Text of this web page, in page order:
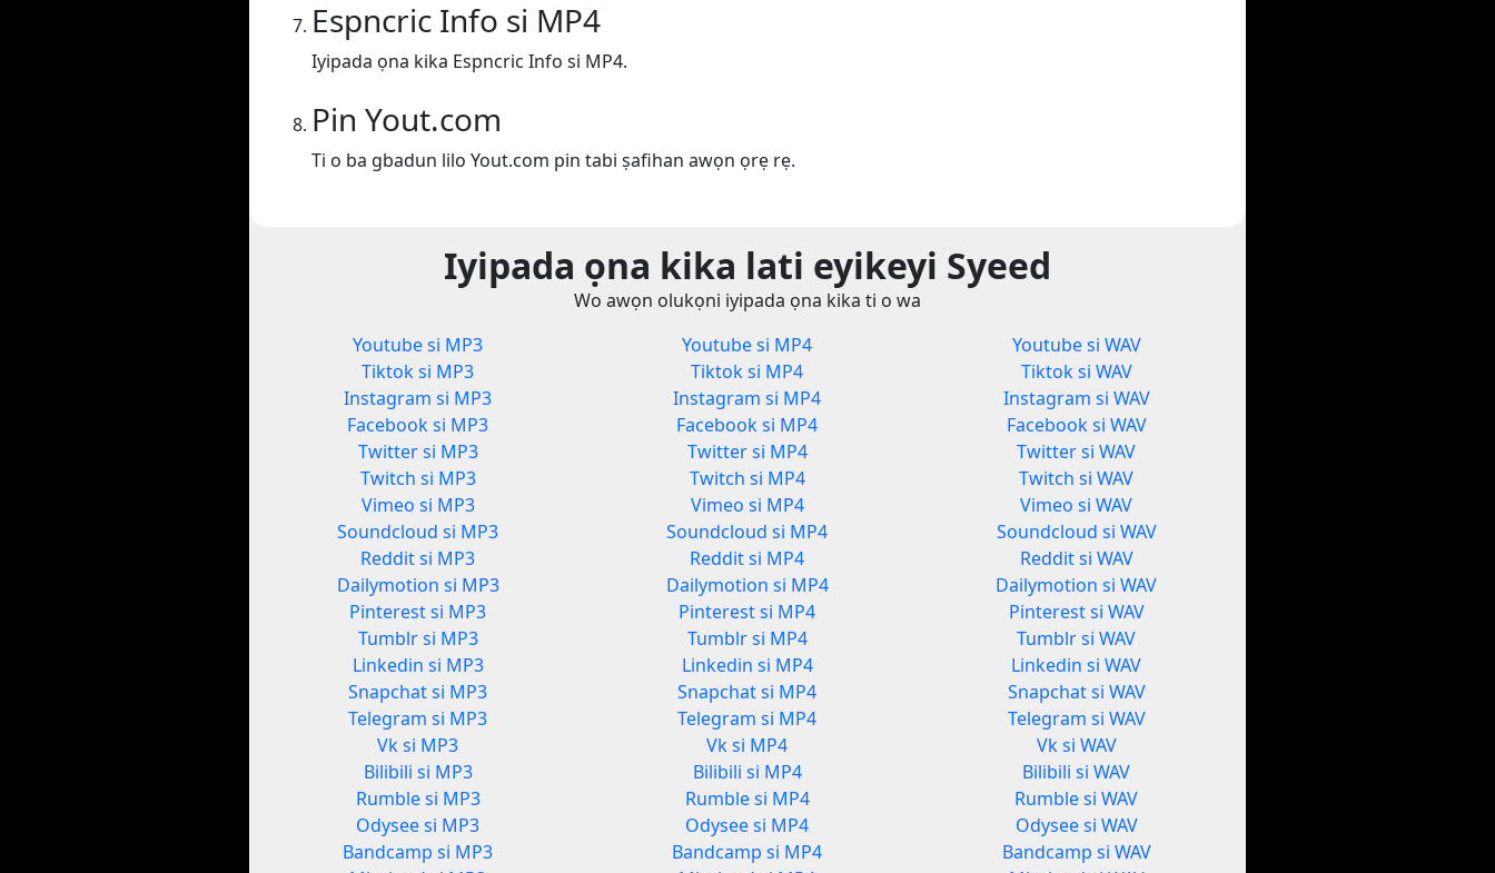
Espncric Info si MP4
Iyipada ọna kika Espncric Info si MP4.
Pin Yout.com
Ti o ba gbadun lilo Yout.com pin tabi ṣafihan awọn ọrẹ rẹ.
Iyipada ọna kika lati eyikeyi Syeed
Wo awọn olukọni iyipada ọna kika ti o wa
Youtube si MP3
Tiktok si MP3
Instagram si MP3
Facebook si MP3
Twitter si MP3
Twitch si MP3
Vimeo si MP3
Soundcloud si MP3
Reddit si MP3
Dailymotion si MP3
Pinterest si MP3
Tumblr si MP3
Linkedin si MP3
Snapchat si MP3
Telegram si MP3
Vk si MP3
Bilibili si MP3
Rumble si MP3
Odysee si MP3
Bandcamp si MP3
Youtube si MP4
Tiktok si MP4
Instagram si MP4
Facebook si MP4
Twitter si MP4
Twitch si MP4
Vimeo si MP4
Soundcloud si MP4
Reddit si MP4
Dailymotion si MP4
Pinterest si MP4
Tumblr si MP4
Linkedin si MP4
Snapchat si MP4
Telegram si MP4
Vk si MP4
Bilibili si MP4
Rumble si MP4
Odysee si MP4
Bandcamp si MP4
Youtube si WAV
Tiktok si WAV
Instagram si WAV
Facebook si WAV
Twitter si WAV
Twitch si WAV
Vimeo si WAV
Soundcloud si WAV
Reddit si WAV
Dailymotion si WAV
Pinterest si WAV
Tumblr si WAV
Linkedin si WAV
Snapchat si WAV
Telegram si WAV
Vk si WAV
Bilibili si WAV
Rumble si WAV
Odysee si WAV
Bandcamp si WAV